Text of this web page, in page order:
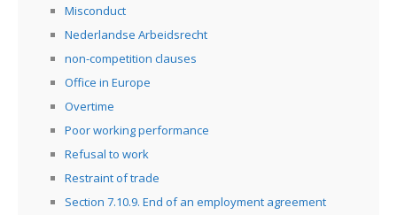
Misconduct
Nederlandse Arbeidsrecht
non-competition clauses
Office in Europe
Overtime
Poor working performance
Refusal to work
Restraint of trade
Section 7.10.9. End of an employment agreement